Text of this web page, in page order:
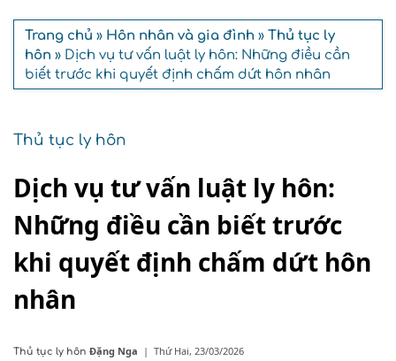
Trang chủ » Hôn nhân và gia đình » Thủ tục ly
hôn » Dịch vụ tư vấn luật ly hôn: Những điều cần
biết trước khi quyết định chấm dứt hôn nhân
Thủ tục ly hôn
Dịch vụ tư vấn luật ly hôn:
Những điều cần biết trước
khi quyết định chấm dứt hôn
nhân
Thủ tục ly hôn Đặng Nga | Thứ Hai, 23/03/2026